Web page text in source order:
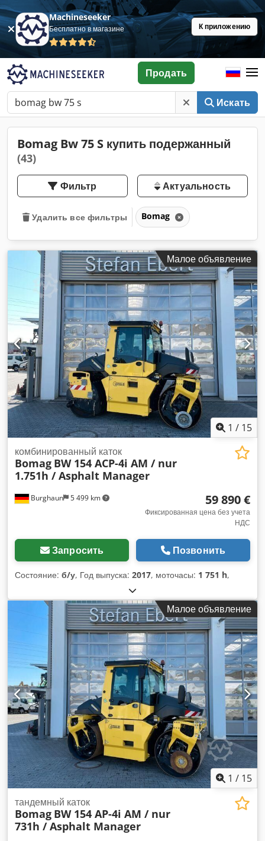
Machineseeker
Бесплатно в магазине К приложению
Искать
Продать
Bomag Bw 75 S купить подержанный
(43)
Фильтр Актуальность
Удалить все фильтры Bomag
Малое объявление
1 / 15
Burghaun 5 499 km
комбинированный каток
Bomag BW 154 ACP-4i AM / nur
1.751h / Asphalt Manager
59 890 €
Фиксированная цена без учета
НДС
Запросить Позвонить
Состояние: б/у, Год выпуска: 2017, моточасы: 1 751 h,
Малое объявление
1 / 15
тандемный каток
Bomag BW 154 AP-4i AM / nur
731h / Asphalt Manager